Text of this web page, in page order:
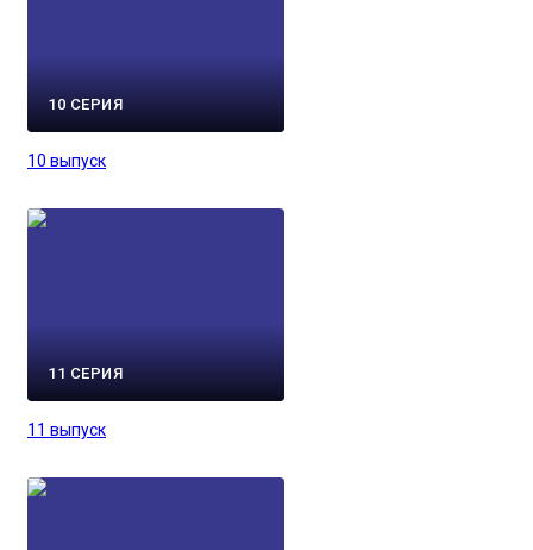
10 СЕРИЯ
10 выпуск
11 СЕРИЯ
11 выпуск